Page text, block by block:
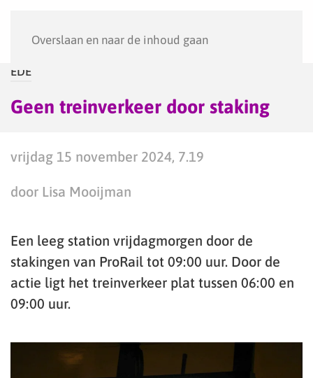
Overslaan en naar de inhoud gaan
EDE
Geen treinverkeer door staking
vrijdag 15 november 2024, 7.19
door Lisa Mooijman
Een leeg station vrijdagmorgen door de
stakingen van ProRail tot 09:00 uur. Door de
actie ligt het treinverkeer plat tussen 06:00 en
09:00 uur.